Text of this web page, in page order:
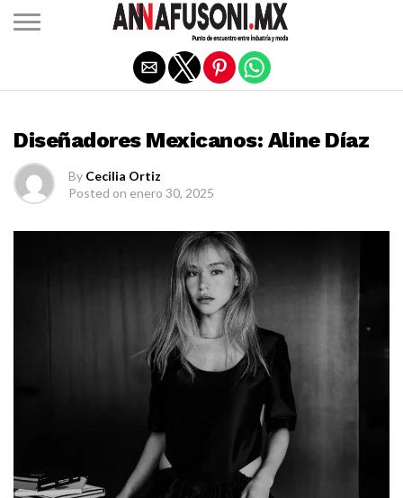
Diseñadores Mexicanos: Aline Díaz
By Cecilia Ortiz
Posted on enero 30, 2025
Salir de la versión móvil